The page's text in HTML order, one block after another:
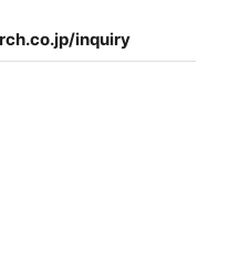
inquiry